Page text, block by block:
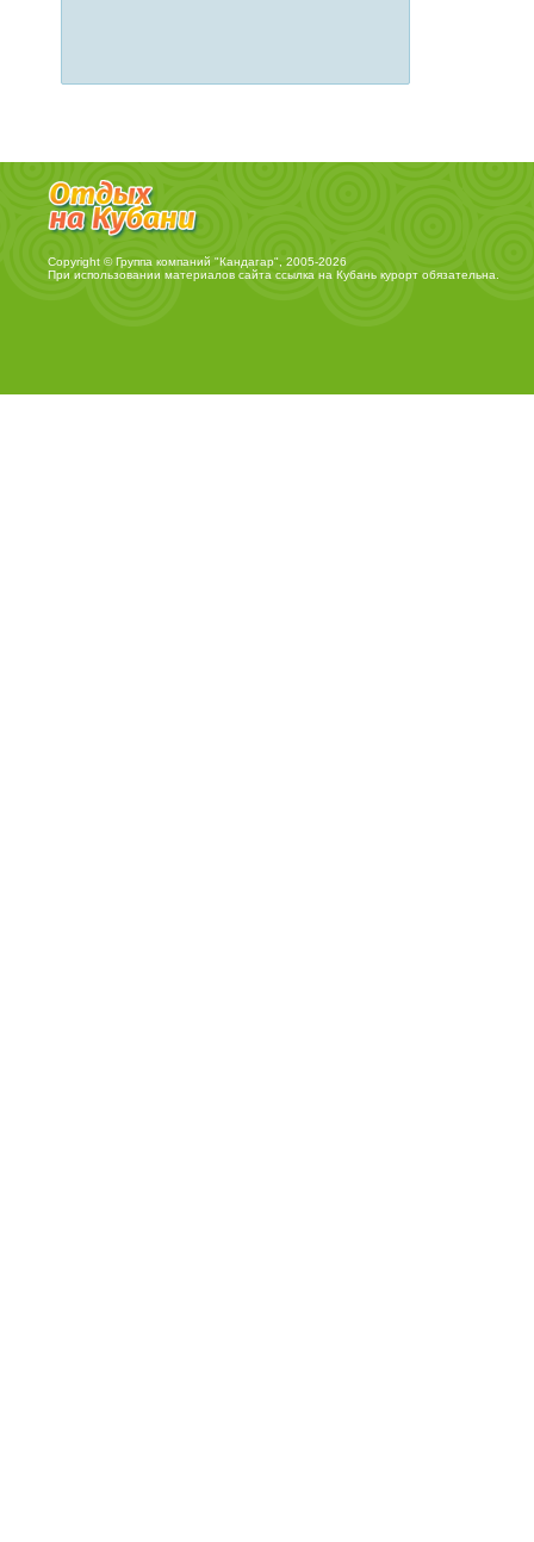
Copyright © Группа компаний "Кандагар", 2005-2026
При использовании материалов сайта ссылка на Кубань курортобязательна.